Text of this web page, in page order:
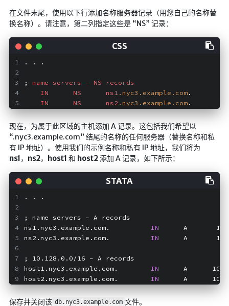
在文件末尾，使用以下行添加名称服务器记录（用您自己的名称替
换名称）。请注意，第二列指定这些是 “NS” 记录：
. . .
; name servers - NS
records
IN
NS ns1 .nyc3 .example .com.
IN
NS ns2 .nyc3 .example .com.
现在，为属于此区域的主机添加 A 记录。这包括我们希望以
“.nyc3.example.com” 结尾的名称的任何服务器（替换名称和私
有 IP 地址）。使用我们的示例名称和私有 IP 地址，我们将为
ns1， ns2， host1 和 host2添加 A 记录，如下所示：
. . .
; name servers - A records
ns1.nyc3.example.com. IN
A
ns2.nyc3.example.com. IN
A
; 10.128.0.0/16 - A records
host1.nyc3.example.com. IN
A
host2.nyc3.example.com. IN
A
保存并关闭该 db.nyc3.example.com 文件。